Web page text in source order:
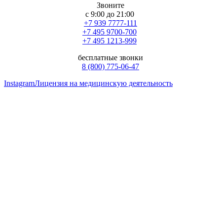
Звоните
с 9:00 до 21:00
+7 939 7777-111
+7 495 9700-700
+7 495 1213-999
бесплатные звонки
8 (800) 775-06-47
InstagramЛицензия на медицинскую деятельность